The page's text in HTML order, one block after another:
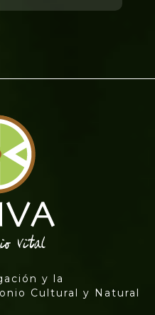
y la
Cultural y Natural